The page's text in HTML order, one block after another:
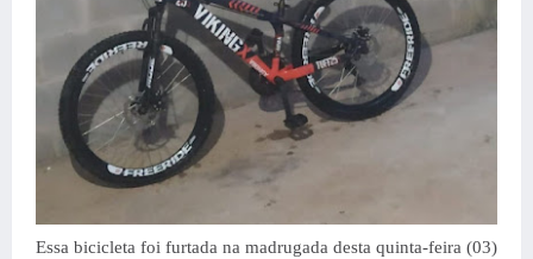
Essa bicicleta foi furtada na madrugada desta quinta-feira (03)